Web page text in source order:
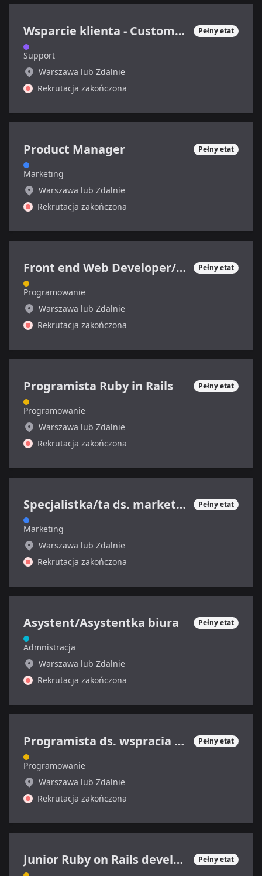
Wsparcie klienta - Customer Support Specialist Pełny etat
Support
Warszawa lub Zdalnie
Rekrutacja zakończona
Product Manager Pełny etat
Marketing
Warszawa lub Zdalnie
Rekrutacja zakończona
Front end Web Developer/Grafik Pełny etat
Programowanie
Warszawa lub Zdalnie
Rekrutacja zakończona
Programista Ruby in Rails Pełny etat
Programowanie
Warszawa lub Zdalnie
Rekrutacja zakończona
Specjalistka/ta ds. marketingu internetowego Pełny etat
Marketing
Warszawa lub Zdalnie
Rekrutacja zakończona
Asystent/Asystentka biura Pełny etat
Admnistracja
Warszawa lub Zdalnie
Rekrutacja zakończona
Programista ds. wspracia technicznego Pełny etat
Programowanie
Warszawa lub Zdalnie
Rekrutacja zakończona
Junior Ruby on Rails developer Pełny etat